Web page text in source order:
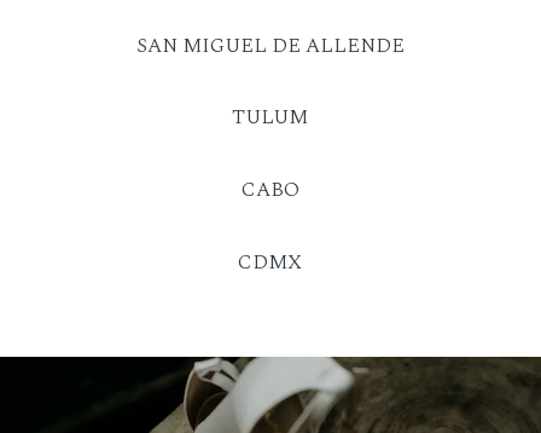
SAN MIGUEL DE ALLENDE
TULUM
CABO
CDMX